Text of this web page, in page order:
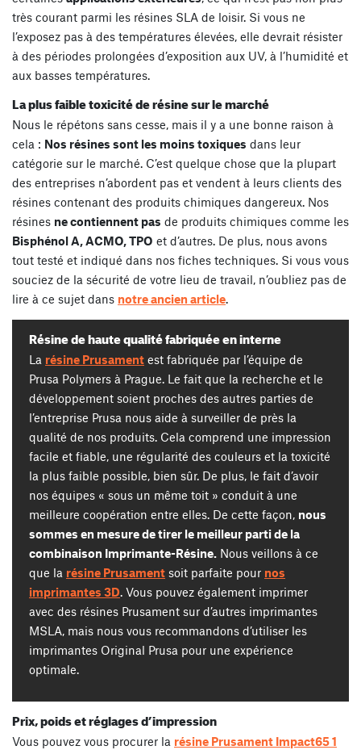
très courant parmi les résines SLA de loisir. Si vous ne
l’exposez pas à des températures élevées, elle devrait résister
à des périodes prolongées d’exposition aux UV, à l’humidité et
aux basses températures.
La plus faible toxicité de résine sur le marché
Nous le répétons sans cesse, mais il y a une bonne raison à
cela : Nos résines sont les moins toxiques dans leur
catégorie sur le marché. C’est quelque chose que la plupart
des entreprises n’abordent pas et vendent à leurs clients des
résines contenant des produits chimiques dangereux. Nos
résines ne contiennent pas de produits chimiques comme les
Bisphénol A, ACMO, TPO et d’autres. De plus, nous avons
tout testé et indiqué dans nos fiches techniques. Si vous vous
souciez de la sécurité de votre lieu de travail, n’oubliez pas de
lire à ce sujet dans notre ancien article.
Résine de haute qualité fabriquée en interne
La résine Prusament est fabriquée par l’équipe de
Prusa Polymers à Prague. Le fait que la recherche et le
développement soient proches des autres parties de
l’entreprise Prusa nous aide à surveiller de près la
qualité de nos produits. Cela comprend une impression
facile et fiable, une régularité des couleurs et la toxicité
la plus faible possible, bien sûr. De plus, le fait d’avoir
nos équipes « sous un même toit » conduit à une
meilleure coopération entre elles. De cette façon, nous
sommes en mesure de tirer le meilleur parti de la
combinaison Imprimante-Résine. Nous veillons à ce
que la résine Prusament soit parfaite pour nos
imprimantes 3D. Vous pouvez également imprimer
avec des résines Prusament sur d’autres imprimantes
MSLA, mais nous vous recommandons d’utiliser les
imprimantes Original Prusa pour une expérience
optimale.
Prix, poids et réglages d’impression
Vous pouvez vous procurer la résine Prusament Impact65 1